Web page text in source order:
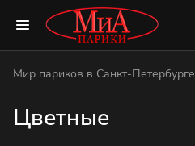
Мир париков в Санкт-Петербурге
Цветные